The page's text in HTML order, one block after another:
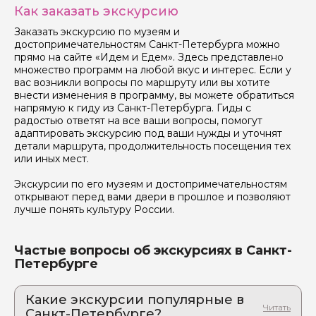
Как заказать экскурсию
Заказать экскурсию по музеям и
достопримечательностям Санкт-Петербурга можно
прямо на сайте «Идем и Едем». Здесь представлено
множество программ на любой вкус и интерес. Если у
вас возникли вопросы по маршруту или вы хотите
внести изменения в программу, вы можете обратиться
напрямую к гиду из Санкт-Петербурга. Гиды с
радостью ответят на все ваши вопросы, помогут
адаптировать экскурсию под ваши нужды и уточнят
детали маршрута, продолжительность посещения тех
или иных мест.
Экскурсии по его музеям и достопримечательностям
открывают перед вами двери в прошлое и позволяют
лучше понять культуру России.
Частые вопросы об экскурсиях в Санкт-
Петербурге
Какие экскурсии популярные в